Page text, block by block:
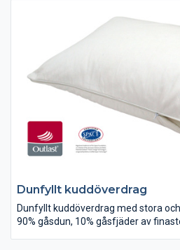
Dunfyllt kuddöverdrag
Dunfyllt kuddöverdrag med stora
90% gåsdun, 10% gåsfjäder av